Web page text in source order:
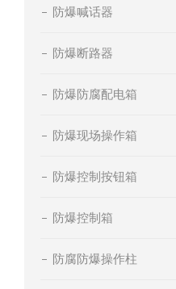
防爆喊话器
防爆断路器
防爆防腐配电箱
防爆现场操作箱
防爆控制按钮箱
防爆控制箱
防腐防爆操作柱